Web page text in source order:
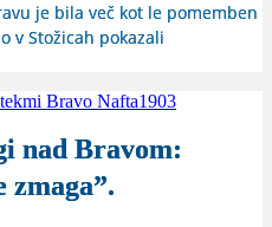
je bila več kot le pomemben
v Stožicah pokazali
nad Bravom:
zmaga”.